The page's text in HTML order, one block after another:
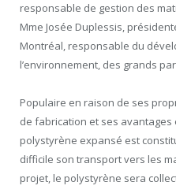
responsable de gestion des
Mme Josée Duplessis,
Montréal, responsable du
l’environnement, des grands
Populaire en raison de ses
de fabrication et ses
polystyrène expansé est
difficile son transport vers les
projet, le polystyrène sera